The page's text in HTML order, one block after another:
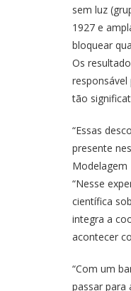
sem luz
1927 e
bloquear
Os
tão
“Essas
presente
Modelagem
“Nesse
científica
integra a
acontecer
“Com um
passar para